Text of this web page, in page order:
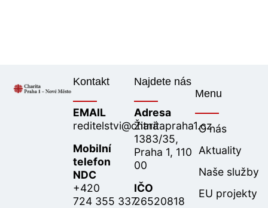
Kontakt
EMAIL
reditelstvi@charitapraha1.cz
Mobilní
telefon
NDC
+420
724 355 337
Najdete nás
Adresa
Žitná
1383/35,
Praha 1, 110
00
IČO
26520818
Menu
O nás
Aktuality
Naše služby
EU projekty